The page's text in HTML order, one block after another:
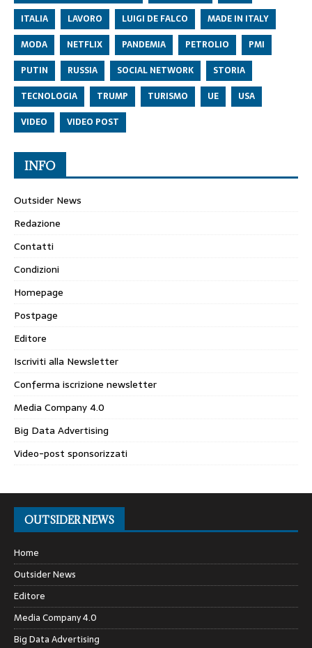
ITALIA
LAVORO LUIGI DE FALCO
MADE IN ITALY
MODA
NETFLIX PANDEMIA PETROLIO
PMI
PUTIN
RUSSIA SOCIAL NETWORK
STORIA
TECNOLOGIA
TRUMP TURISMO UE
USA
VIDEO
VIDEO POST
INFO
Outsider News
Redazione
Contatti
Condizioni
Homepage
Postpage
Editore
Iscriviti alla Newsletter
Conferma iscrizione newsletter
Media Company 4.0
Big Data Advertising
Video-post sponsorizzati
OUTSIDER NEWS
Home
Outsider News
Editore
Media Company 4.0
Big Data Advertising